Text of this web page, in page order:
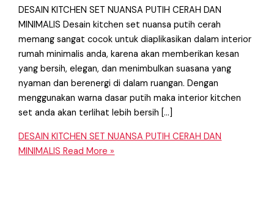
DESAIN KITCHEN SET NUANSA PUTIH CERAH DAN
MINIMALIS Desain kitchen set nuansa putih cerah
memang sangat cocok untuk diaplikasikan dalam interior
rumah minimalis anda, karena akan memberikan kesan
yang bersih, elegan, dan menimbulkan suasana yang
nyaman dan berenergi di dalam ruangan. Dengan
menggunakan warna dasar putih maka interior kitchen
set anda akan terlihat lebih bersih […]
DESAIN KITCHEN SET NUANSA PUTIH CERAH DAN
MINIMALIS Read More »